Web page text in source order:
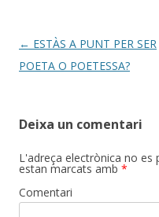
Post
navigation
← ESTÀS A PUNT PER SER
POETA O POETESSA?
Deixa un comentari
L'adreça electrònica no es
estan marcats amb *
Comentari